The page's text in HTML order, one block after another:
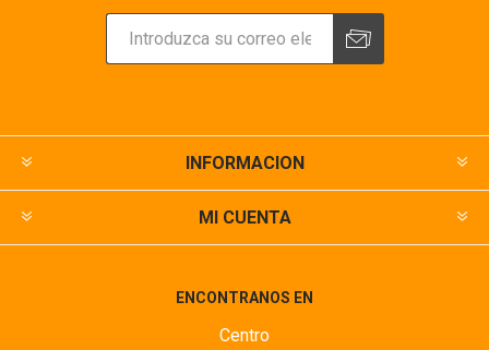
INFORMACION
MI CUENTA
ENCONTRANOS EN
Centro